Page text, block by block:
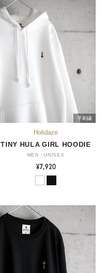
手刺繍
TINY HULA GIRL HOODIE
MEN・UNISEX
¥7,920